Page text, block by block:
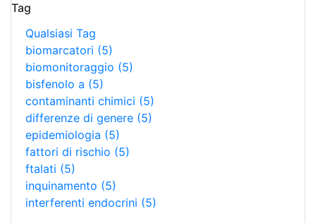
Tag
Qualsiasi Tag
biomarcatori (5)
biomonitoraggio (5)
bisfenolo a (5)
contaminanti chimici (5)
differenze di genere (5)
epidemiologia (5)
fattori di rischio (5)
ftalati (5)
inquinamento (5)
interferenti endocrini (5)